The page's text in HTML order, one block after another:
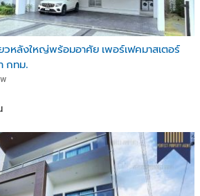
วหลังใหญ่พร้อมอาศัย เพอร์เฟคมาสเตอร์
กทม.
พ